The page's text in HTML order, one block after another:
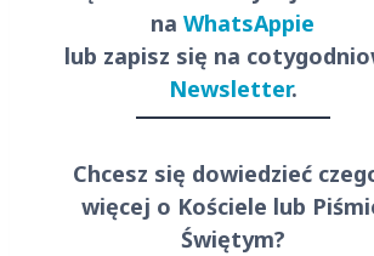
naWhatsAppie
lub zapisz się na
Newsletter.
Chcesz się dowiedzieć
więcej o Kościele lub
Świętym?